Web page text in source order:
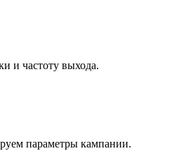
и частоту выхода.
параметры кампании.